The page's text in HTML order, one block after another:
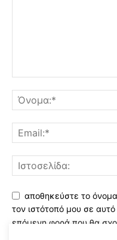
αποθηκεύστε το
τον ιστότοπό μου σε
επόμενη φορά που θα